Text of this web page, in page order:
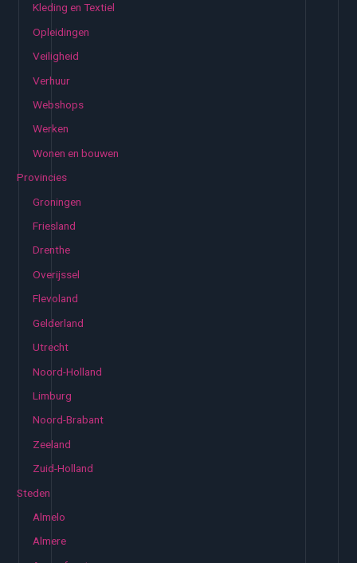
Kleding en Textiel
Opleidingen
Veiligheid
Verhuur
Webshops
Werken
Wonen en bouwen
Provincies
Groningen
Friesland
Drenthe
Overijssel
Flevoland
Gelderland
Utrecht
Noord-Holland
Limburg
Noord-Brabant
Zeeland
Zuid-Holland
Steden
Almelo
Almere